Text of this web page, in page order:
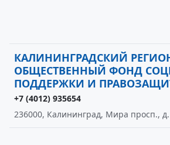
КАЛИНИНГРАДСКИЙ
ОБЩЕСТВЕННЫЙ ФОНД
ПОДДЕРЖКИ И
+7 (4012) 935654
236000, Калининград, Мира просп.,